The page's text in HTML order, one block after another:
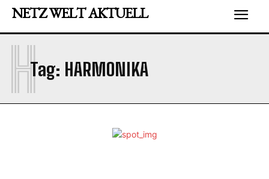
NETZ WELT AKTUELL
Tag: HARMONIKA
H